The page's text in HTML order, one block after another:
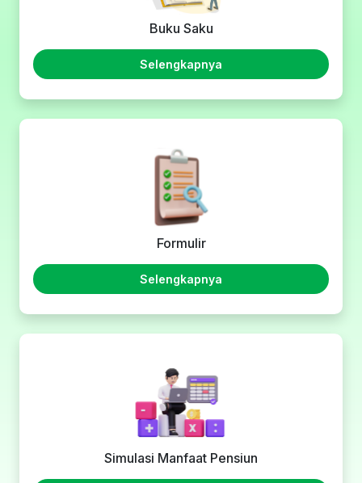
Buku Saku
Selengkapnya
Formulir
Selengkapnya
Simulasi Manfaat Pensiun